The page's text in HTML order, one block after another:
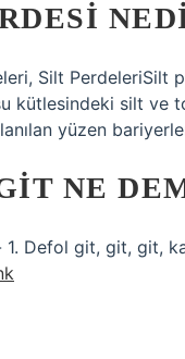
Silt PerdeleriSilt
kütlesindeki silt ve
yüzen
NE
1. Defol git, git, git,